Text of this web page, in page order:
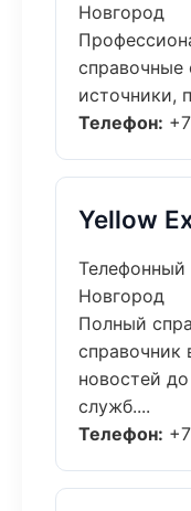
Новгород
источники,
Телефон:
Yellow
Новгород
Полный
новостей
служб....
Телефон: